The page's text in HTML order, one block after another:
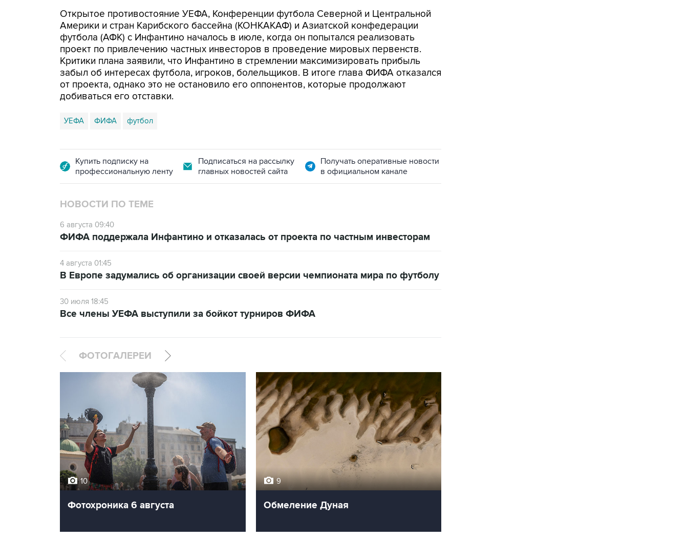
Открытое противостояние УЕФА, Конференции футбола Северной и Центральной
Америки и стран Карибского бассейна (КОНКАКАФ) и Азиатской конфедерации
футбола (АФК) с Инфантино началось в июле, когда он попытался реализовать
проект по привлечению частных инвесторов в проведение мировых первенств.
Критики плана заявили, что Инфантино в стремлении максимизировать прибыль
забыл об интересах футбола, игроков, болельщиков. В итоге глава ФИФА отказался
от проекта, однако это не остановило его оппонентов, которые продолжают
добиваться его отставки.
УЕФА ФИФА футбол
Купить подписку на
профессиональную ленту
Подписаться на рассылку
главных новостей сайта
Получать оперативные новости
в официальном канале
НОВОСТИ ПО ТЕМЕ
6 августа 09:40
ФИФА поддержала Инфантино и отказалась от проекта по частным инвесторам
4 августа 01:45
В Европе задумались об организации своей версии чемпионата мира по футболу
30 июля 18:45
Все члены УЕФА выступили за бойкот турниров ФИФА
ФОТОГАЛЕРЕИ
10
Фотохроника 6 августа
9
Обмеление Дуная